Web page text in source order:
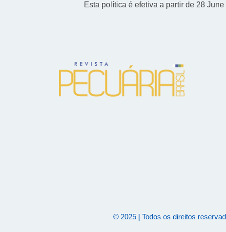
Esta política é efetiva a partir de 28
© 2025 | Todos os direitos